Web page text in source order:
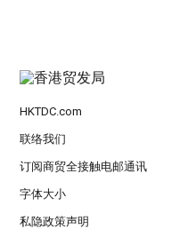
HKTDC.com
联络我们
订阅商贸全接触电邮通讯
字体大小
私隐政策声明